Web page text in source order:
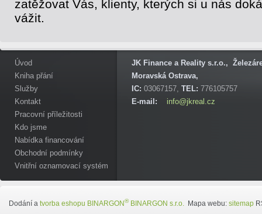
zatěžovat Vás, klienty, kterých si u nás
vážit.
Úvod
Kniha přání
Služby
Kontakt
Pracovní příležitosti
Kdo jsme
Nabídka financování
Obchodní podmínky
Vnitřní oznamovací systém
JK Finance a Reality s.r.o.,
Moravská Ostrava,
IC: 03067157, TEL: 776105757
E-mail:
info@jkreal.cz
Dodání a tvorba eshopu BINARGON®BINARGON s.r.o. Mapa webu: sitemap